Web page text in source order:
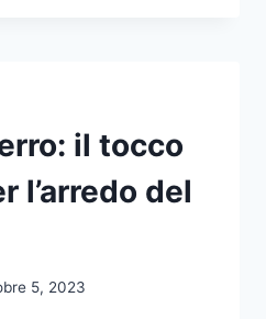
il tocco
l’arredo del
5, 2023